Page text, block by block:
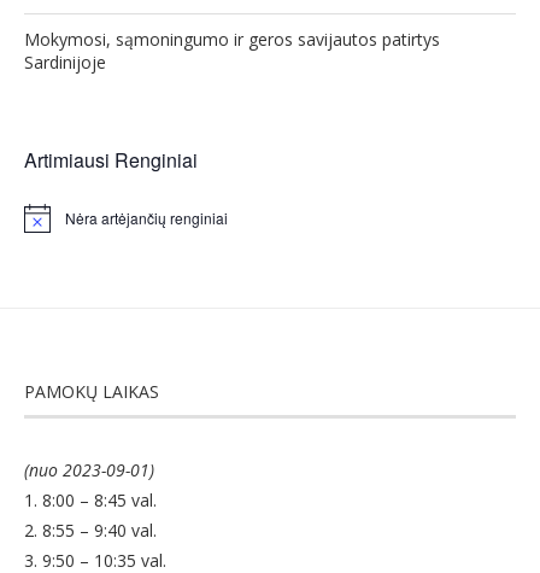
Mokymosi, sąmoningumo ir geros savijautos patirtys
Sardinijoje
Artimiausi Renginiai
Notice Nėra artėjančių renginiai
PAMOKŲ LAIKAS
(nuo 2023-09-01)
1. 8:00 – 8:45 val.
2. 8:55 – 9:40 val.
3. 9:50 – 10:35 val.